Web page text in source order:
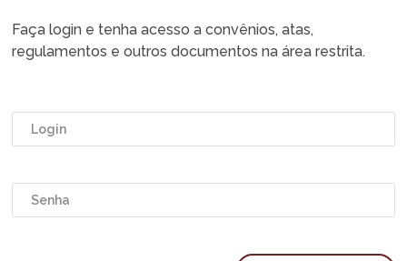
Faça login e tenha acesso a convênios, atas,
regulamentos e outros documentos na área restrita.